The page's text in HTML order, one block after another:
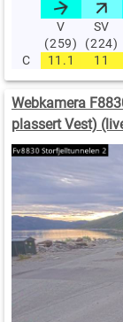
V
(259)
SV
(224)
C
11.1 11
Webkamera
plassert Vest)